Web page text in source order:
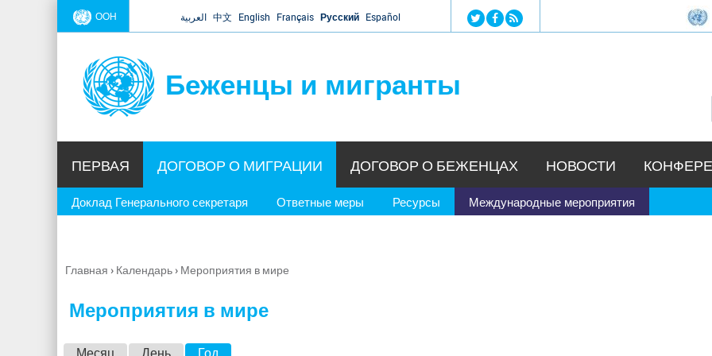
Jump to navigation
ООН العربية 中文 English Français Русский Español
Беженцы и мигранты
ПЕРВАЯ ДОГОВОР О МИГРАЦИИ
Доклад Генерального секретаря Ответные меры Ресурсы Международные мероприятия
ДОГОВОР О БЕЖЕНЦАХ НОВОСТИ
Вы
Главная › Календарь› Мероприятия в мире
Мероприятия в мире